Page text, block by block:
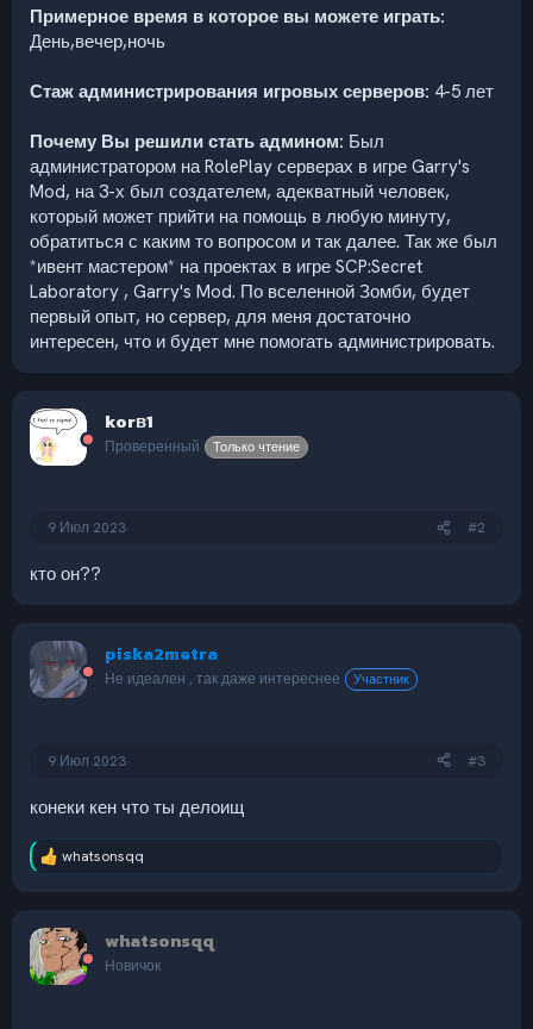
Примерное время в которое вы можете играть:
День,вечер,ночь
Стаж администрирования игровых серверов: 4-5 лет
Почему Вы решили стать админом: Был
администратором на RolePlay серверах в игре Garry's
Mod, на 3-х был создателем, адекватный человек,
который может прийти на помощь в любую минуту,
обратиться с каким то вопросом и так далее. Так же был
*ивент мастером* на проектах в игре SCP:Secret
Laboratory , Garry's Mod. По вселенной Зомби, будет
первый опыт, но сервер, для меня достаточно
интересен, что и будет мне помогать администрировать.
korв1
Проверенный Только чтение
9 Июл 2023 #2
кто он??
piska2metra
Не идеален , так даже интереснее Участник
9 Июл 2023 #3
конеки кен что ты делоищ
Р
ц
и
и
whatsonsqq
whatsonsqq
Новичок